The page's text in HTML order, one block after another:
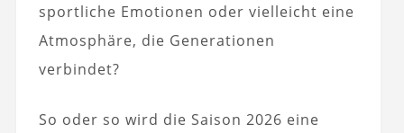
sportliche Emotionen oder vielleicht eine
Atmosphäre, die Generationen
verbindet?
So oder so wird die Saison 2026 eine